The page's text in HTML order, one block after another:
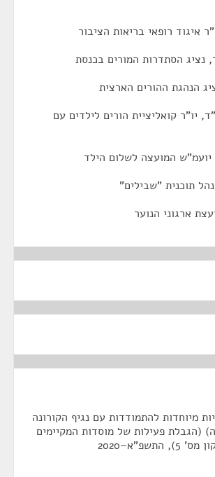
איגוד רופאי בריאות הציבור
הסתדרות המורים בכנסת
הנהגת ההורים הארצית
יו"ר קואליציית הורים לילדים עם
המועצה לשלום הילד
תוכנית "שבילים"
ארגוני הנוער
מיוחדות להתמודדות עם נגיף הקורונה
(הגבלת פעילות של מוסדות המקיימים